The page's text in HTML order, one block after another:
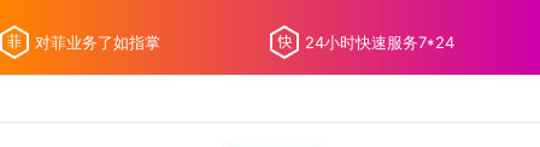
对菲业务了如指掌 24小时快速服务7*24